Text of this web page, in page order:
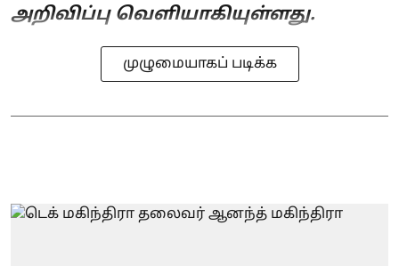
அறிவிப்பு வெளியாகியுள்ளது.
முழுமையாகப் படிக்க